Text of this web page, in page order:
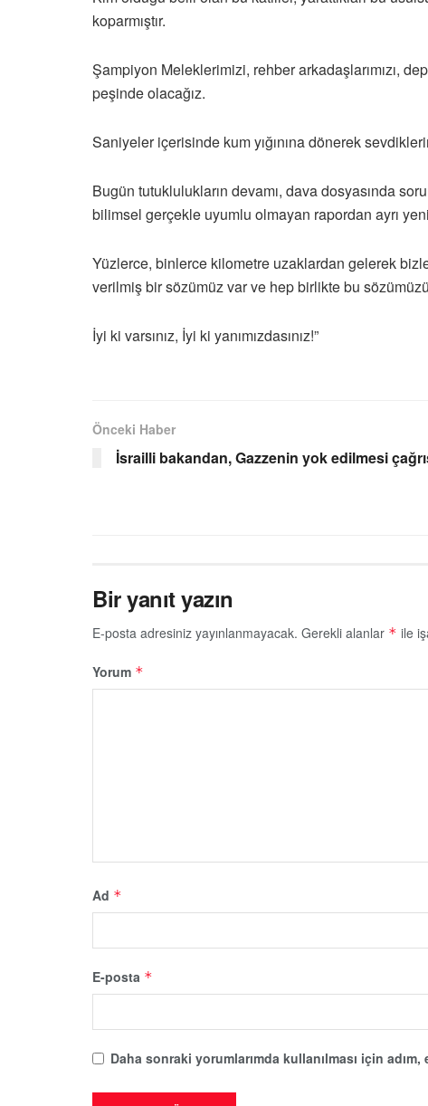
koparmıştır.
Şampiyon Meleklerimizi, rehber arkadaşlarımızı,
peşinde olacağız.
Saniyeler içerisinde kum yığınına dönerek
Bugün tutuklulukların devamı, dava dosyasında
bilimsel gerçekle uyumlu olmayan rapordan ayrı
Yüzlerce, binlerce kilometre uzaklardan gelerek
verilmiş bir sözümüz var ve hep birlikte bu
İyi ki varsınız, İyi ki yanımızdasınız!”
Önceki Haber
İsrailli bakandan, Gazzenin yok edilmesi
Bir yanıt yazın
E-posta adresiniz yayınlanmayacak. Gerekli alanlar * ile
Yorum *
Ad *
E-posta *
Daha sonraki yorumlarımda kullanılması için